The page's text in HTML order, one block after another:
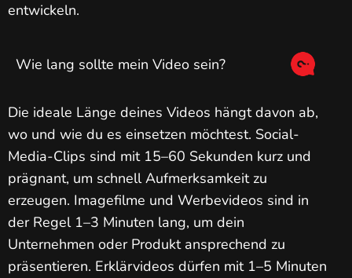
entwickeln.
Wie lang sollte mein Video sein?
Die ideale Länge deines Videos hängt davon ab,
wo und wie du es einsetzen möchtest. Social-
Media-Clips sind mit 15–60 Sekunden kurz und
prägnant, um schnell Aufmerksamkeit zu
erzeugen. Imagefilme und Werbevideos sind in
der Regel 1–3 Minuten lang, um dein
Unternehmen oder Produkt ansprechend zu
präsentieren. Erklärvideos dürfen mit 1–5 Minuten